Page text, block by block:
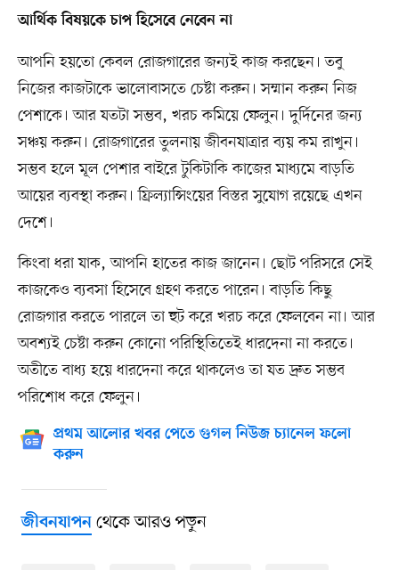
আর্থিক বিষয়কে চাপ হিসেবে নেবেন না
আপনি হয়তো কেবল রোজগারের জন্যই কাজ করছেন। তবু
নিজের কাজটাকে ভালোবাসতে চেষ্টা করুন। সম্মান করুন নিজ
পেশাকে। আর যতটা সম্ভব, খরচ কমিয়ে ফেলুন। দুর্দিনের জন্য
সঞ্চয় করুন। রোজগারের তুলনায় জীবনযাত্রার ব্যয় কম রাখুন।
সম্ভব হলে মূল পেশার বাইরে টুকিটাকি কাজের মাধ্যমে বাড়তি
আয়ের ব্যবস্থা করুন। ফ্রিল্যান্সিংয়ের বিস্তর সুযোগ রয়েছে এখন
দেশে।
কিংবা ধরা যাক, আপনি হাতের কাজ জানেন। ছোট পরিসরে সেই
কাজকেও ব্যবসা হিসেবে গ্রহণ করতে পারেন। বাড়তি কিছু
রোজগার করতে পারলে তা হুট করে খরচ করে ফেলবেন না। আর
অবশ্যই চেষ্টা করুন কোনো পরিস্থিতিতেই ধারদেনা না করতে।
অতীতে বাধ্য হয়ে ধারদেনা করে থাকলেও তা যত দ্রুত সম্ভব
পরিশোধ করে ফেলুন।
প্রথম আলোর খবর পেতে গুগল নিউজ চ্যানেল ফলো
করুন
জীবনযাপনথেকে আরও পড়ুন